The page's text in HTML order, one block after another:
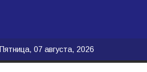
Пятница, 07 августа, 2026